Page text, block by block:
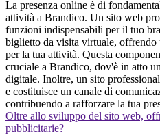
La presenza online è di
attività a Brandico. Un sito web
funzioni indispensabili per il tuo
biglietto da visita virtuale,
per la tua attività. Questa
cruciale a Brandico, dov'è in atto
digitale. Inoltre, un sito
e costituisce un canale di
contribuendo a rafforzare la tua
Oltre allo sviluppo del sito web,
pubblicitarie?